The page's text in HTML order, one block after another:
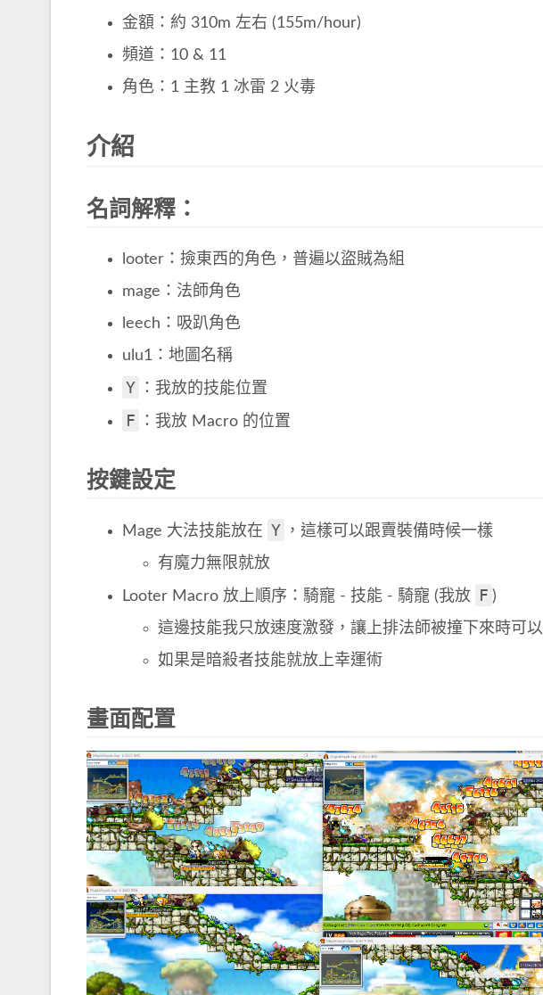
金額：約 310m 左右 (155m/hour)
頻道：10 & 11
角色：1 主教 1 冰雷 2 火毒
介紹
名詞解釋：
looter：撿東西的角色，普遍以盜賊為組
mage：法師角色
leech：吸趴角色
ulu1：地圖名稱
Y ：我放的技能位置
F ：我放 Macro 的位置
按鍵設定
Mage 大法技能放在 Y
，這樣可以跟賣裝備時候一樣
有魔力無限就放
Looter Macro 放上順序：騎寵 - 技能 - 騎寵 (我放 F )
這邊技能我只放速度激發，讓上排法師被撞下來時可
如果是暗殺者技能就放上幸運術
畫面配置